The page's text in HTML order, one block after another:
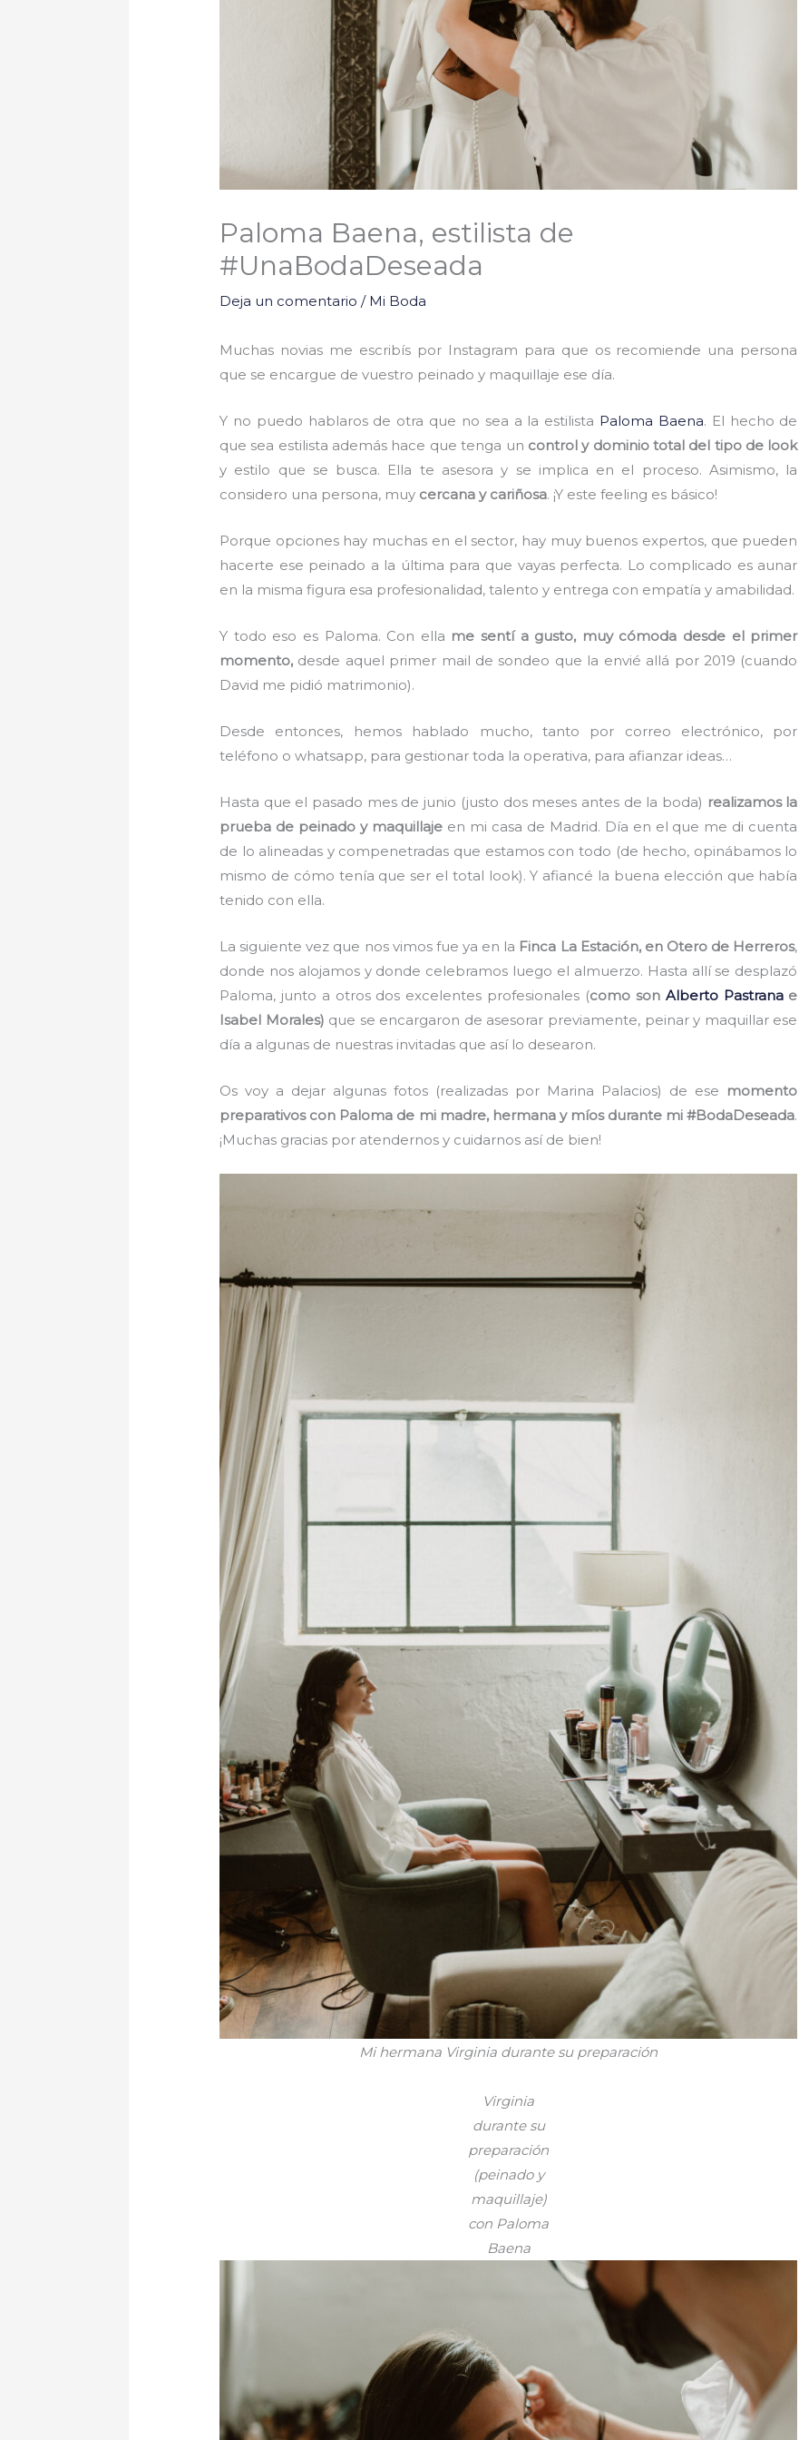
Paloma Baena, estilista de
#UnaBodaDeseada
Deja un comentario / Mi Boda
Muchas novias me escribís por Instagram para que os recomiende una persona
que se encargue de vuestro peinado y maquillaje ese día.
Y no puedo hablaros de otra que no sea a la estilista Paloma Baena. El hecho de
que sea estilista además hace que tenga un control y dominio total del tipo de look
y estilo que se busca. Ella te asesora y se implica en el proceso. Asimismo, la
considero una persona, muy cercana y cariñosa. ¡Y este feeling es básico!
Porque opciones hay muchas en el sector, hay muy buenos expertos, que pueden
hacerte ese peinado a la última para que vayas perfecta. Lo complicado es aunar
en la misma figura esa profesionalidad, talento y entrega con empatía y amabilidad.
Y todo eso es Paloma. Con ella me sentí a gusto, muy cómoda desde el primer
momento, desde aquel primer mail de sondeo que la envié allá por 2019 (cuando
David me pidió matrimonio).
Desde entonces, hemos hablado mucho, tanto por correo electrónico, por
teléfono o whatsapp, para gestionar toda la operativa, para afianzar ideas…
Hasta que el pasado mes de junio (justo dos meses antes de la boda) realizamos la
prueba de peinado y maquillaje en mi casa de Madrid. Día en el que me di cuenta
de lo alineadas y compenetradas que estamos con todo (de hecho, opinábamos lo
mismo de cómo tenía que ser el total look). Y afiancé la buena elección que había
tenido con ella.
La siguiente vez que nos vimos fue ya en la Finca La Estación, en Otero de Herreros,
donde nos alojamos y donde celebramos luego el almuerzo. Hasta allí se desplazó
Paloma, junto a otros dos excelentes profesionales (como son Alberto Pastrana e
Isabel Morales) que se encargaron de asesorar previamente, peinar y maquillar ese
día a algunas de nuestras invitadas que así lo desearon.
Os voy a dejar algunas fotos (realizadas por Marina Palacios) de ese momento
preparativos con Paloma de mi madre, hermana y míos durante mi #BodaDeseada.
¡Muchas gracias por atendernos y cuidarnos así de bien!
Mi hermana Virginia durante su preparación
Virginia
durante su
preparación
(peinado y
maquillaje)
con Paloma
Baena